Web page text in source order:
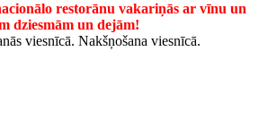
restorānu vakariņās ar vīnu un
dziesmām un dejām!
viesnīcā. Nakšņošana viesnīcā.